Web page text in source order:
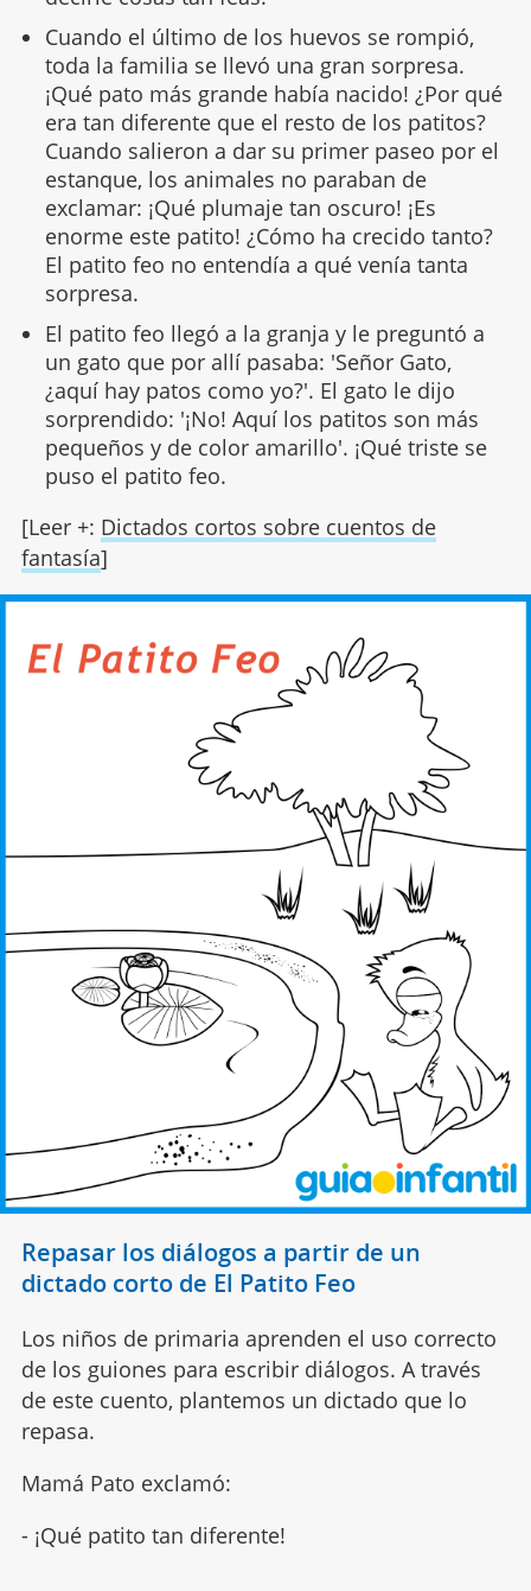
Cuando el último de los huevos se rompió,
toda la familia se llevó una gran sorpresa.
¡Qué pato más grande había nacido! ¿Por qué
era tan diferente que el resto de los patitos?
Cuando salieron a dar su primer paseo por el
estanque, los animales no paraban de
exclamar: ¡Qué plumaje tan oscuro! ¡Es
enorme este patito! ¿Cómo ha crecido tanto?
El patito feo no entendía a qué venía tanta
sorpresa.
El patito feo llegó a la granja y le preguntó a
un gato que por allí pasaba: 'Señor Gato,
¿aquí hay patos como yo?'. El gato le dijo
sorprendido: '¡No! Aquí los patitos son más
pequeños y de color amarillo'. ¡Qué triste se
puso el patito feo.
[Leer +: Dictados cortos sobre cuentos de
fantasía]
Repasar los diálogos a partir de un
dictado corto de El Patito Feo
Los niños de primaria aprenden el uso correcto
de los guiones para escribir diálogos. A través
de este cuento, plantemos un dictado que lo
repasa.
Mamá Pato exclamó:
- ¡Qué patito tan diferente!